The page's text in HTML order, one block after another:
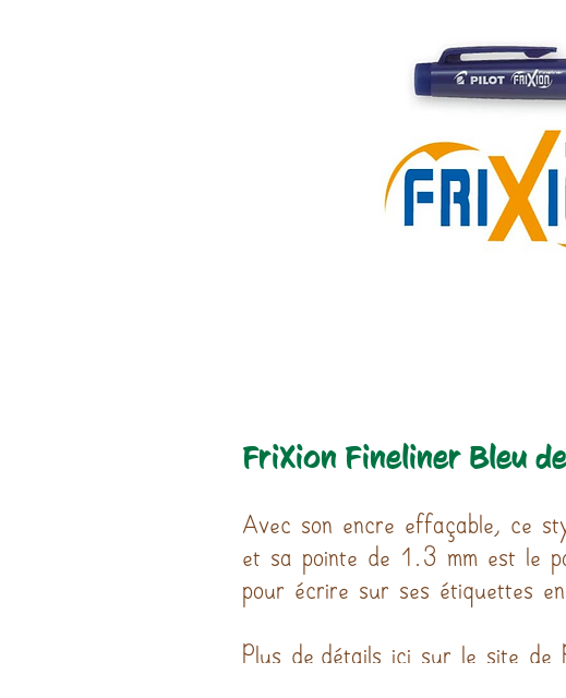
FriXion Fineliner Bleu
Avec son encre effaçable, ce
et sa pointe de 1.3 mm est le
Plus de détails ici sur le site de